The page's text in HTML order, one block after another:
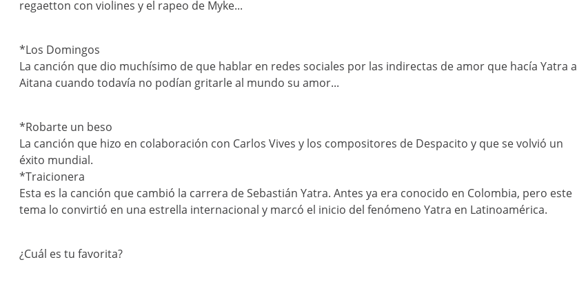
regaetton con violines y el rapeo de Myke...
*Los Domingos
La canción que dio muchísimo de que hablar en redes sociales por las indirectas de amor que hacía Yatra a
Aitana cuando todavía no podían gritarle al mundo su amor...
*Robarte un beso
La canción que hizo en colaboración con Carlos Vives y los compositores de Despacito y que se volvió un
éxito mundial.
*Traicionera
Esta es la canción que cambió la carrera de Sebastián Yatra. Antes ya era conocido en Colombia, pero este
tema lo convirtió en una estrella internacional y marcó el inicio del fenómeno Yatra en Latinoamérica.
¿Cuál es tu favorita?